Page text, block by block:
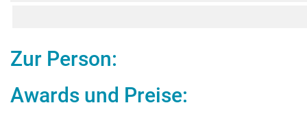
Zur Person:
Awards und Preise: